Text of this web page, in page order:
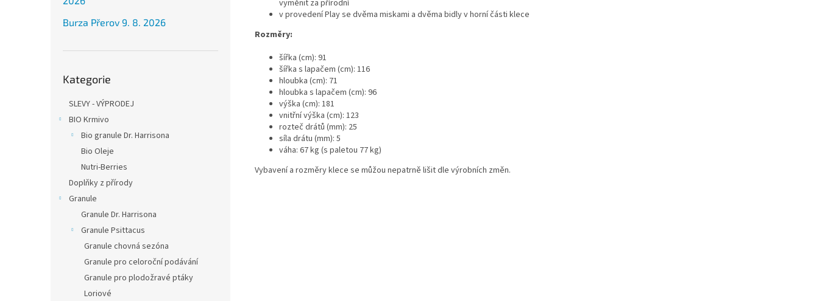
Burza Přerov 9. 8. 2026
kategorie
Kategorie
SLEVY - VÝPRODEJ
BIO Krmivo
Bio granule Dr. Harrisona
Bio Oleje
Nutri-Berries
Doplňky z přírody
Granule
Granule Dr. Harrisona
Granule Psittacus
Granule chovná sezóna
Granule pro celoroční podávání
Granule pro plodožravé ptáky
Loriové
vyměnit za přírodní
v provedení Play se dvěma miskami a dvěma bidly v horní části klece
Rozměry:
šířka (cm): 91
šířka s lapačem (cm): 116
hloubka (cm): 71
hloubka s lapačem (cm): 96
výška (cm): 181
vnitřní výška (cm): 123
rozteč drátů (mm): 25
síla drátu (mm): 5
váha: 67 kg (s paletou 77 kg)
Vybavení a rozměry klece se můžou nepatrně lišit dle výrobních změn.